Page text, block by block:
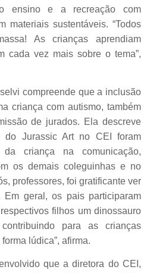
ensino e a recreação com
materiais sustentáveis. “Todos
As crianças aprendiam
cada vez mais sobre o tema”,
compreende que a inclusão
criança com autismo, também
de jurados. Ela descreve
do Jurassic Art no CEI foram
criança na comunicação,
os demais coleguinhas e no
professores, foi gratificante ver
geral, os pais participaram
filhos um dinossauro
para as crianças
lúdica”, afirma.
que a diretora do CEI,